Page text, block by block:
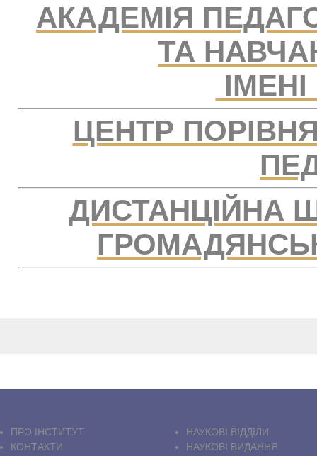
АКАДЕМІЯ
ТА
ЦЕНТР
ДИСТАНЦІЙНА
ПРО IНСТИТУТ
КОНТАКТИ
НАУКОВІ ВІДДІЛИ
НАУКОВІ ВИДАННЯ